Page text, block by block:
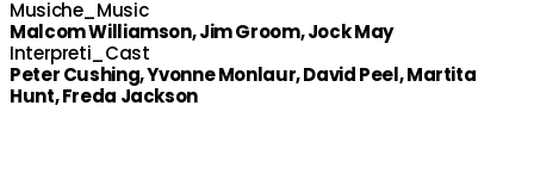
Musiche_Music
Malcom Williamson, Jim Groom, Jock May
Interpreti_Cast
Peter Cushing, Yvonne Monlaur, David Peel, Martita
Hunt, Freda Jackson